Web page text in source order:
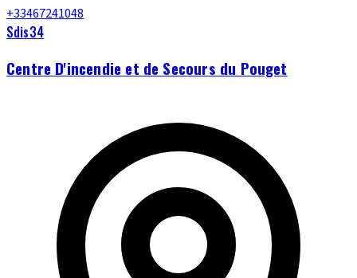
+33467241048
Sdis34
Centre D'incendie et de Secours du Pouget